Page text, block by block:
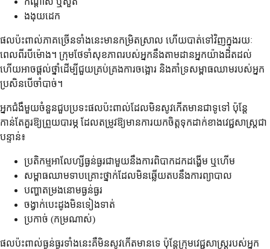
ងងុយដេក
ផលប៉ះពាល់ភាគច្រើនទាំងនេះមានកម្រិតស្រាល ហើយបាត់ទៅវិញក្នុងរយៈ
ពេលពីរបីម៉ោង។ ក្រុមថែទាំសុខភាពរបស់អ្នកនឹងតាមដានអ្នកយ៉ាងដិតដល់
ហើយអាចផ្តល់ថ្នាំដើម្បីជួយគ្រប់គ្រងការចង្អោរ និងគាំទ្រសម្ពាធឈាមរបស់អ្នក
ប្រសិនបើចាំបាច់។
អ្នកជំងឺមួយចំនួនជួបប្រទះផលប៉ះពាល់ដែលមិនសូវកើតមានជាទូទៅ ប៉ុន្តែ
កាន់តែគួរឱ្យព្រួយបារម្ភ ដែលតម្រូវឱ្យមានការយកចិត្តទុកដាក់ខាងវេជ្ជសាស្ត្រជា
បន្ទាន់៖
ប្រតិកម្មអាលែហ្សីធ្ងន់ធ្ងរជាមួយនឹងការពិបាកដកដង្ហើម ឬហើម
សម្ពាធឈាមទាបគ្រោះថ្នាក់ដែលមិនឆ្លើយតបនឹងការព្យាបាល
បញ្ហាតម្រងនោមធ្ងន់ធ្ងរ
ចង្វាក់បេះដូងមិនទៀងទាត់
ប្រកាច់ (កម្រណាស់)
ផលប៉ះពាល់ធ្ងន់ធ្ងរទាំងនេះគឺមិនសូវកើតមានទេ ប៉ុន្តែក្រុមវេជ្ជសាស្ត្ររបស់អ្នក